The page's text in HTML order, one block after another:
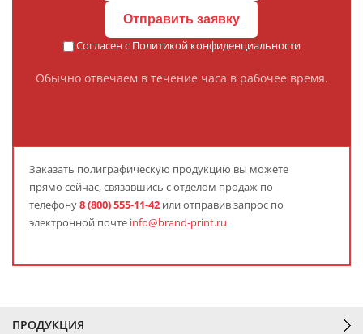
Отправить заявку
Согласен с Политикой конфиденциальности
Обычно отвечаем в течение часа в рабочее время.
Заказать полиграфическую продукцию вы можете
прямо сейчас, связавшись с отделом продаж по
телефону8 (800) 555-11-42 или отправив запрос по
электронной почте info@brand-print.ru
ПРОДУКЦИЯ